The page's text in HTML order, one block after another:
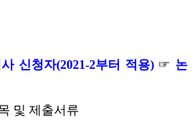
신청자(2021-2부터 적용)☞ 논
및 제출서류